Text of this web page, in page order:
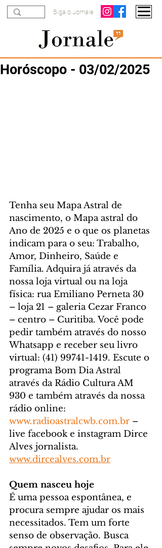
Siga o Jornale
Horóscopo - 03/02/2025
Tenha seu Mapa Astral de
nascimento, o Mapa astral do
Ano de 2025 e o que os planetas
indicam para o seu: Trabalho,
Amor, Dinheiro, Saúde e
Família. Adquira já através da
nossa loja virtual ou na loja
física: rua Emiliano Perneta 30
– loja 21 – galeria Cezar Franco
– centro – Curitiba. Você pode
pedir também através do nosso
Whatsapp e receber seu livro
virtual: (41) 99741-1419. Escute o
programa Bom Dia Astral
através da Rádio Cultura AM
930 e também através da nossa
rádio online:
www.radioastralcwb.com.br –
live facebook e instagram Dirce
Alves jornalista.
www.dircealves.com.br
Quem nasceu hoje
É uma pessoa espontânea, e
procura sempre ajudar os mais
necessitados. Tem um forte
senso de observação. Busca